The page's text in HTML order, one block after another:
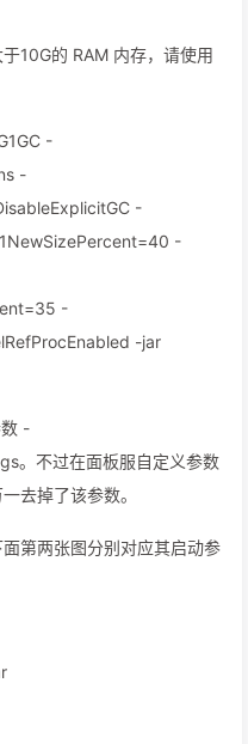
10G的 RAM 内存，请使用
-
-
-
-
-
-jar
-
。不过在面板服自定义参数
去掉了该参数。
第两张图分别对应其启动参